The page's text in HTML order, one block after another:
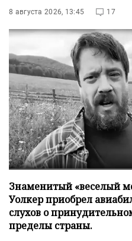
8 августа 2026, 13:45 17
Знаменитый «веселый
Уолкер приобрел
слухов о
пределы страны.